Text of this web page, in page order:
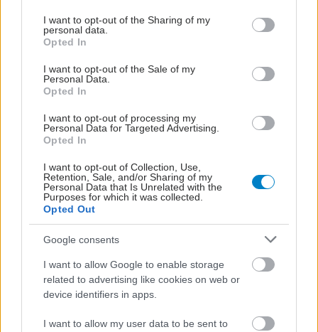
not limited to your visit or usage behaviour. You may click to
grant or deny consent to Google and its third-party tags to
use your data for below specified purposes in below Google
consent section.
I want to opt-out of the Sharing of my
personal data.
Opted In
I want to opt-out of the Sale of my
Personal Data.
Opted In
I want to opt-out of processing my
Personal Data for Targeted Advertising.
Opted In
I want to opt-out of Collection, Use,
Retention, Sale, and/or Sharing of my
Personal Data that Is Unrelated with the
Purposes for which it was collected.
Opted Out
Google consents
I want to allow Google to enable storage
related to advertising like cookies on web or
device identifiers in apps.
I want to allow my user data to be sent to
Ψυχικό τραύμα: Αυτό
ΔΕΙΤΕ ΕΠΙΣΗΣ